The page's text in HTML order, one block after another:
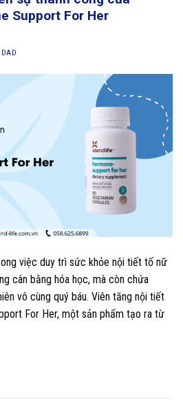
Support For Her
việc duy trì sức khỏe nội tiết tố nữ
cân bằng hóa học, mà còn chứa
vô cùng quý báu. Viên tăng nội tiết
For Her, một sản phẩm tạo ra từ